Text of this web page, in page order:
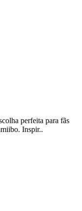
perfeita para fãs
Inspir..